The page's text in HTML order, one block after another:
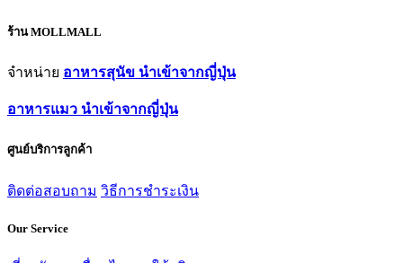
ร้าน MOLLMALL
จำหน่าย อาหารสุนัข นำเข้าจากญี่ปุ่น
อาหารแมว นำเข้าจากญี่ปุ่น
ศูนย์บริการลูกค้า
ติดต่อสอบถาม วิธีการชำระเงิน
Our Service